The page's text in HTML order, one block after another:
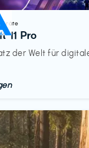
11 Pro
der Welt für